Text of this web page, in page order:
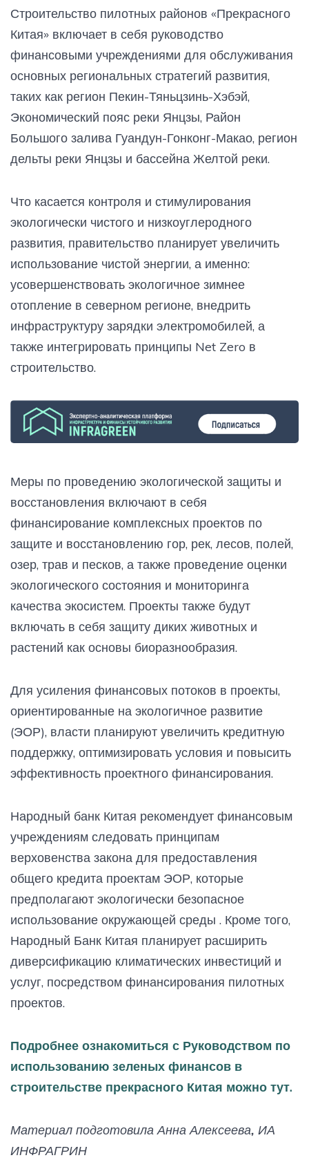
Строительство пилотных районов «Прекрасного
Китая» включает в себя руководство
финансовыми учреждениями для обслуживания
основных региональных стратегий развития,
таких как регион Пекин-Тяньцзинь-Хэбэй,
Экономический пояс реки Янцзы, Район
Большого залива Гуандун-Гонконг-Макао, регион
дельты реки Янцзы и бассейна Желтой реки.
Что касается контроля и стимулирования
экологически чистого и низкоуглеродного
развития, правительство планирует увеличить
использование чистой энергии, а именно:
усовершенствовать экологичное зимнее
отопление в северном регионе, внедрить
инфраструктуру зарядки электромобилей, а
также интегрировать принципы Net Zero в
строительство.
Меры по проведению экологической защиты и
восстановления включают в себя
финансирование комплексных проектов по
защите и восстановлению гор, рек, лесов, полей,
озер, трав и песков, а также проведение оценки
экологического состояния и мониторинга
качества экосистем. Проекты также будут
включать в себя защиту диких животных и
растений как основы биоразнообразия.
Для усиления финансовых потоков в проекты,
ориентированные на экологичное развитие
(ЭОР), власти планируют увеличить кредитную
поддержку, оптимизировать условия и повысить
эффективность проектного финансирования.
Народный банк Китая рекомендует финансовым
учреждениям следовать принципам
верховенства закона для предоставления
общего кредита проектам ЭОР, которые
предполагают экологически безопасное
использование окружающей среды . Кроме того,
Народный Банк Китая планирует расширить
диверсификацию климатических инвестиций и
услуг, посредством финансирования пилотных
проектов.
Подробнее ознакомиться с Руководством по
использованию зеленых финансов в
строительстве прекрасного Китая можно тут.
Материал подготовила Анна Алексеева, ИА
ИНФРАГРИН